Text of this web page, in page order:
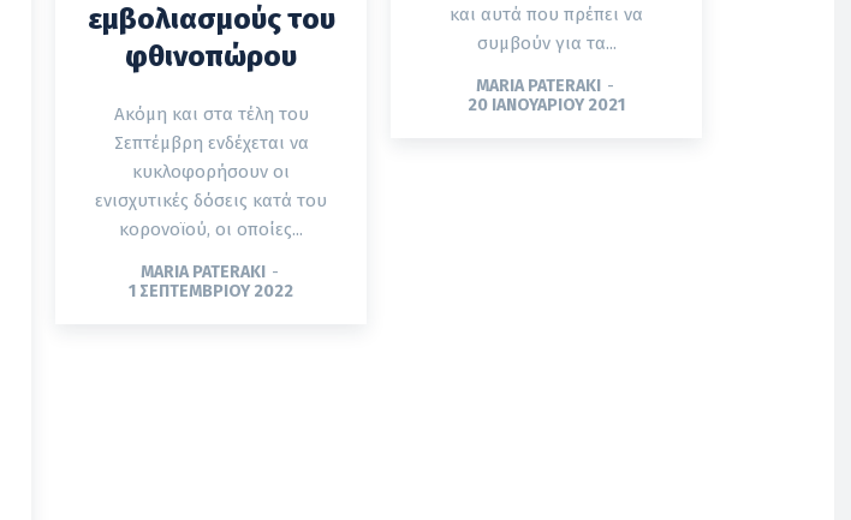
εμβολιασμούς του
φθινοπώρου
Ακόμη και στα τέλη του
Σεπτέμβρη ενδέχεται να
κυκλοφορήσουν οι
ενισχυτικές δόσεις κατά του
κορονοϊού, οι οποίες...
MARIA PATERAKI -
1 ΣΕΠΤΕΜΒΡΊΟΥ 2022
και αυτά που πρέπει να
συμβούν για τα...
MARIA PATERAKI -
20 ΙΑΝΟΥΑΡΊΟΥ 2021